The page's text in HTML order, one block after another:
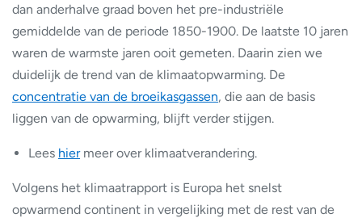
dan anderhalve graad boven het pre-industriële
gemiddelde van de periode 1850-1900. De laatste 10 jaren
waren de warmste jaren ooit gemeten. Daarin zien we
duidelijk de trend van de klimaatopwarming. De
concentratie van de broeikasgassen, die aan de basis
liggen van de opwarming, blijft verder stijgen.
Lees hiermeer over klimaatverandering.
Volgens het klimaatrapport is Europa het snelst
opwarmend continent in vergelijking met de rest van de